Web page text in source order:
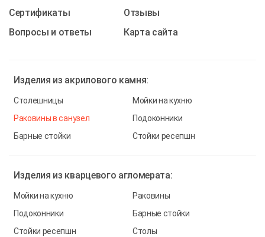
Cертификаты
Отзывы
Вопросы и ответы
Карта сайта
Изделия из акрилового камня:
Столешницы
Мойки на кухню
Раковины в санузел
Подоконники
Барные стойки
Стойки ресепшн
Изделия из кварцевого агломерата:
Мойки на кухню
Раковины
Подоконники
Барные стойки
Стойки ресепшн
Столы